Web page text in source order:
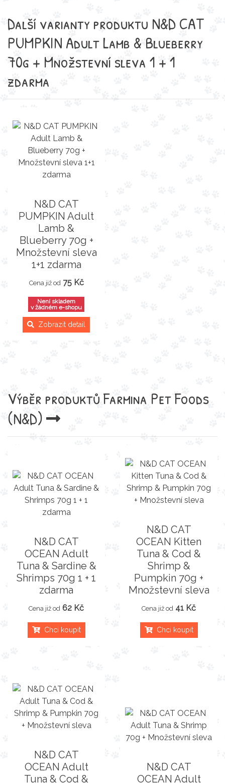
Další varianty produktu N&D CAT
PUMPKIN Adult Lamb & Blueberry
70g + Množstevní sleva 1 + 1
zdarma
N&D CAT
PUMPKIN Adult
Lamb &
Blueberry 70g +
Množstevní sleva
1+1 zdarma
Cena již od 75 Kč
Není skladem
v žádném e-shopu
Zobrazit detail
Výběr produktůFarmina Pet Foods
(N&D)
N&D CAT
OCEAN Adult
Tuna & Sardine &
Shrimps 70g 1 + 1
zdarma
Cena již od 62 Kč
Chci koupit
N&D CAT
OCEAN Kitten
Tuna & Cod &
Shrimp &
Pumpkin 70g +
Množstevní sleva
Cena již od 41 Kč
Chci koupit
N&D CAT
OCEAN Adult
Tuna & Cod &
N&D CAT
OCEAN Adult